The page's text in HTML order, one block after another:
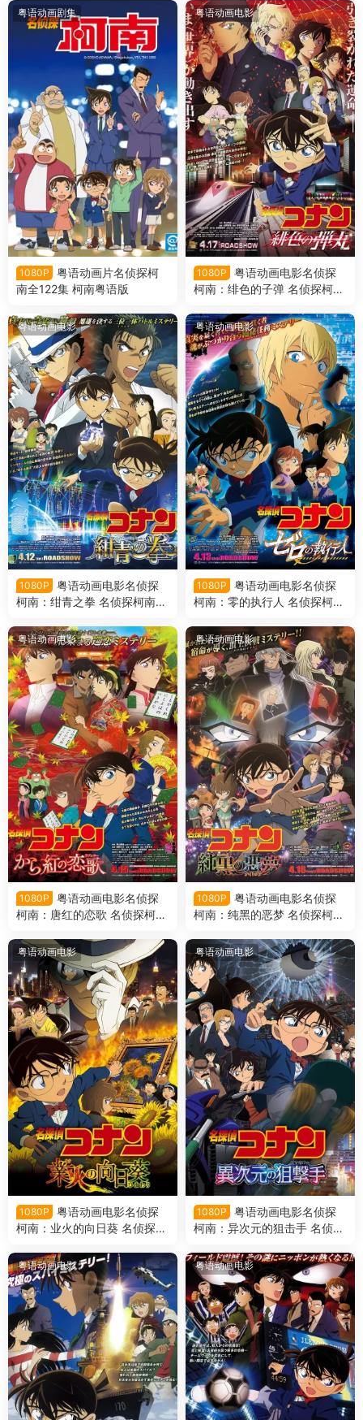
粤语版
画特别篇粤语版
粤语动画剧集
1080P
粤语动画片名侦探柯
南全122集 柯南粤语版
粤语动画电影
1080P
粤语动画电影名侦探
柯南：绯色的子弹 名侦探柯南
版
粤语动画电影
1080P
粤语动画电影名侦探
柯南：绀青之拳 名侦探柯南剧
粤语动画电影
1080P
粤语动画电影名侦探
柯南：零的执行人 名侦探柯南
版
粤语动画电影
1080P
粤语动画电影名侦探
柯南：唐红的恋歌 名侦探柯南
版
粤语动画电影
1080P
粤语动画电影名侦探
柯南：纯黑的恶梦 名侦探柯南
版
粤语动画电影
1080P
粤语动画电影名侦探
柯南：业火的向日葵 名侦探柯
粤语版
粤语动画电影
1080P
粤语动画电影名侦探
柯南：异次元的狙击手 名侦探
击手粤语版
粤语动画电影 粤语动画电影